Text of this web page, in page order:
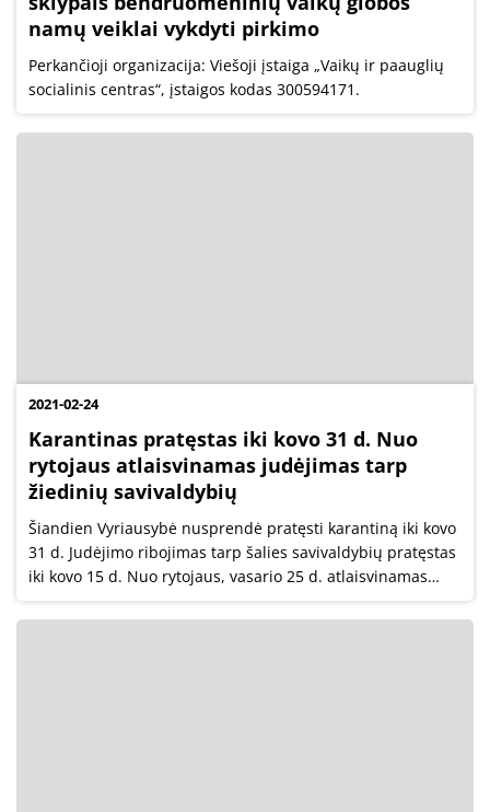
namų veiklai vykdyti pirkimo
Perkančioji organizacija: Viešoji įstaiga „Vaikų ir paauglių
socialinis centras“, įstaigos kodas 300594171.
2021-02-24
Karantinas pratęstas iki kovo 31 d. Nuo
rytojaus atlaisvinamas judėjimas tarp
žiedinių savivaldybių
Šiandien Vyriausybė nusprendė pratęsti karantiną iki kovo
31 d. Judėjimo ribojimas tarp šalies savivaldybių pratęstas
iki kovo 15 d. Nuo rytojaus, vasario 25 d. atlaisvinamas
judėjimas tarp žiedinių savivaldybių.